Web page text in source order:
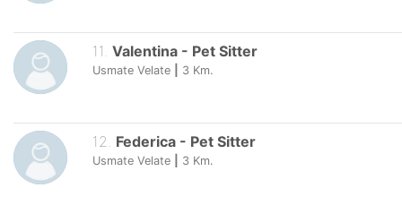
11 Valentina - Pet Sitter
Usmate Velate 3 Km.
12 Federica - Pet Sitter
Usmate Velate 3 Km.